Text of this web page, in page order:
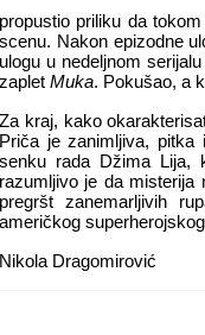
propustio priliku da
scenu. Nakon epizodne
ulogu u nedeljnom serijalu
zaplet Muka. Pokušao, a
Za kraj, kako
Priča je zanimljiva, pitka
senku rada Džima Lija,
razumljivo je da misterija
pregršt zanemarljivih
američkog
Nikola Dragomirović